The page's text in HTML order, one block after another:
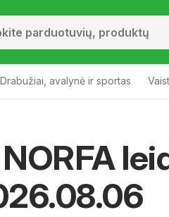
Drabužiai, avalynė ir sportas